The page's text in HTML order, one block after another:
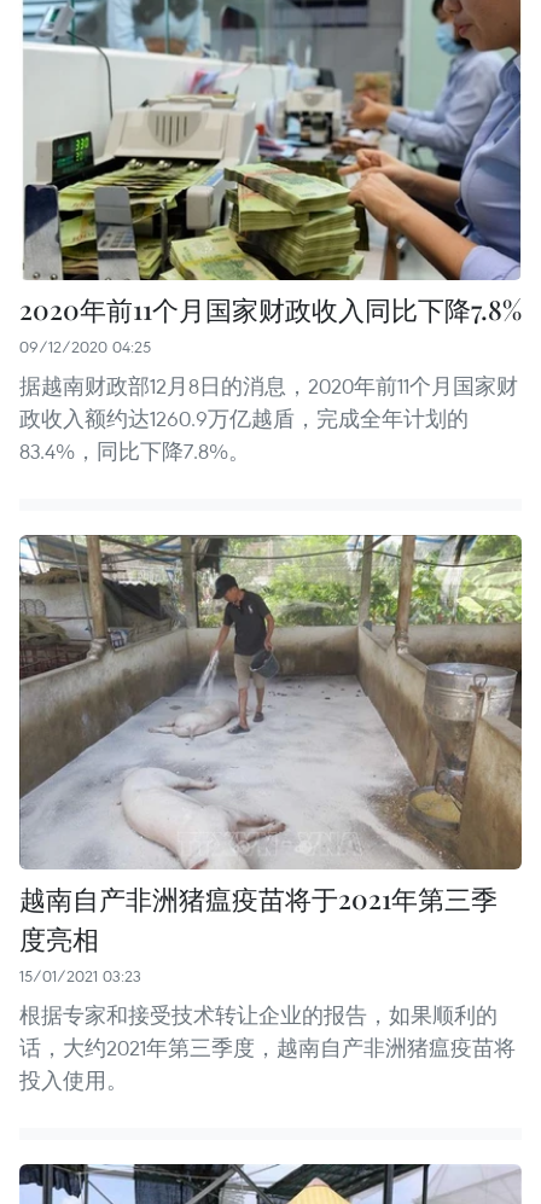
2020年前11个月国家财政收入同比下降7.8%
09/12/2020 04:25
据越南财政部12月8日的消息，2020年前11个月国家财
政收入额约达1260.9万亿越盾，完成全年计划的
83.4%，同比下降7.8%。
越南自产非洲猪瘟疫苗将于2021年第三季
度亮相
15/01/2021 03:23
根据专家和接受技术转让企业的报告，如果顺利的
话，大约2021年第三季度，越南自产非洲猪瘟疫苗将
投入使用。